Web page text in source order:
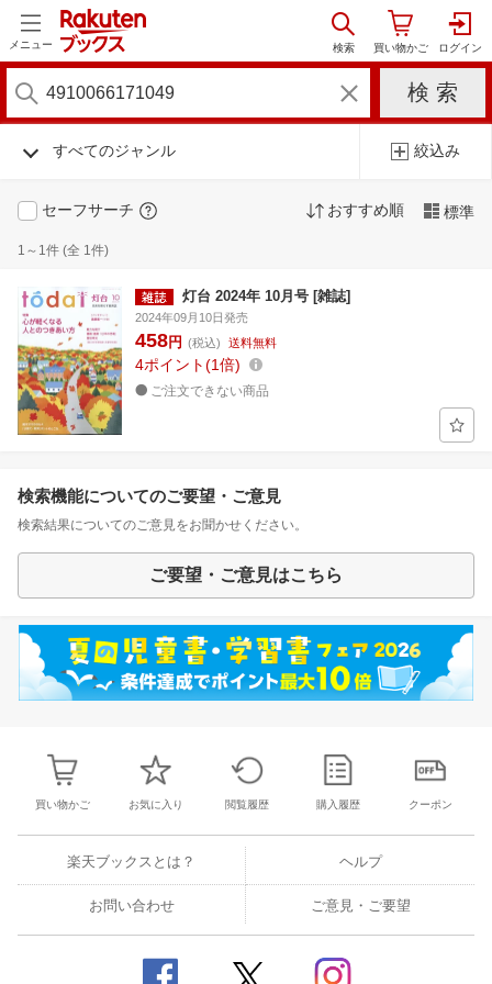
メニュー
すべてのジャンル 絞込み
セーフサーチ おすすめ順 標準
1～1件 (全 1件)
灯台 2024年 10月号 [雑誌]
2024年09月10日発売
458円 (税込) 送料無料
4ポイント 1倍
ご注文できない商品
検索機能についてのご要望・ご意見
検索結果についてのご意見をお聞かせください。
ご要望・ご意見はこちら
買い物かご お気に入り 閲覧履歴 購入履歴 クーポン
楽天ブックスとは？ ヘルプ
お問い合わせ ご意見・ご要望